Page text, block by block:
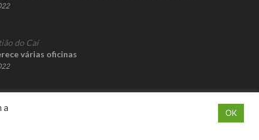
do Caí
várias oficinas
a
OK